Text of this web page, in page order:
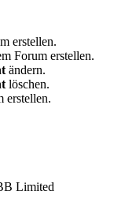
erstellen.
Forum erstellen.
ändern.
löschen.
erstellen.
Limited